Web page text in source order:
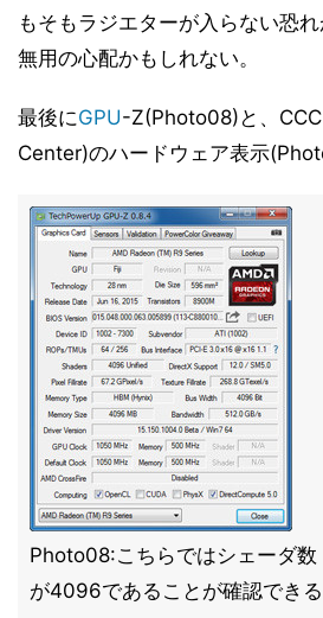
もそもラジエターが入らない恐
無用の心配かもしれない。
最後にGPU-Z(Photo08)と、
Center)のハードウェア表示
Photo08:こちらではシェーダ数
が4096であることが確認できる